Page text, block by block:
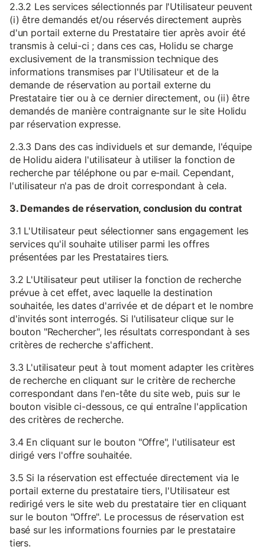
2.3.2 Les services sélectionnés par l'Utilisateur peuvent
(i) être demandés et/ou réservés directement auprès
d'un portail externe du Prestataire tier après avoir été
transmis à celui-ci ; dans ces cas, Holidu se charge
exclusivement de la transmission technique des
informations transmises par l'Utilisateur et de la
demande de réservation au portail externe du
Prestataire tier ou à ce dernier directement, ou (ii) être
demandés de manière contraignante sur le site Holidu
par réservation expresse.
2.3.3 Dans des cas individuels et sur demande, l'équipe
de Holidu aidera l'utilisateur à utiliser la fonction de
recherche par téléphone ou par e-mail. Cependant,
l'utilisateur n'a pas de droit correspondant à cela.
3. Demandes de réservation, conclusion du contrat
3.1 L'Utilisateur peut sélectionner sans engagement les
services qu'il souhaite utiliser parmi les offres
présentées par les Prestataires tiers.
3.2 L'Utilisateur peut utiliser la fonction de recherche
prévue à cet effet, avec laquelle la destination
souhaitée, les dates d'arrivée et de départ et le nombre
d'invités sont interrogés. Si l'utilisateur clique sur le
bouton "Rechercher", les résultats correspondant à ses
critères de recherche s'affichent.
3.3 L'utilisateur peut à tout moment adapter les critères
de recherche en cliquant sur le critère de recherche
correspondant dans l'en-tête du site web, puis sur le
bouton visible ci-dessous, ce qui entraîne l'application
des critères de recherche.
3.4 En cliquant sur le bouton "Offre", l'utilisateur est
dirigé vers l'offre souhaitée.
3.5 Si la réservation est effectuée directement via le
portail externe du prestataire tiers, l'Utilisateur est
redirigé vers le site web du prestataire tier en cliquant
sur le bouton "Offre". Le processus de réservation est
basé sur les informations fournies par le prestataire
tiers.